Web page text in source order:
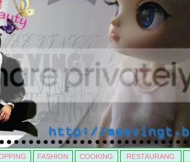
FASHION COOKING RESTAURANG